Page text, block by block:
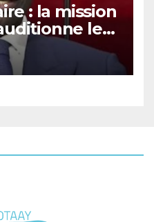
: la mission
le
Camara.